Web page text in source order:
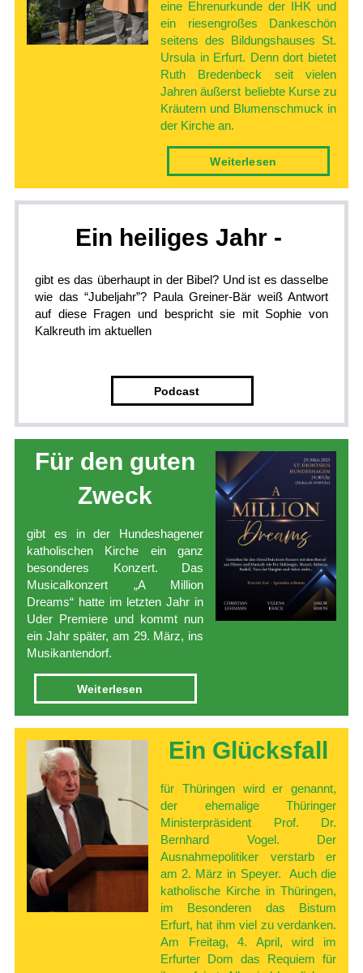
eine Ehrenurkunde der IHK und
ein riesengroßes Dankeschön
seitens des Bildungshauses St.
Ursula in Erfurt. Denn dort bietet
Ruth Bredenbeck seit vielen
Jahren äußerst beliebte Kurse zu
Kräutern und Blumenschmuck in
der Kirche an.
Weiter­lesen
Ein heiliges­ Jahr -
gibt es das überhaupt in der Bibel? Und ist es dasselbe
wie das “Jubeljahr”? Paula Greiner-Bär weiß Antwort
auf diese Fragen und bespricht sie mit Sophie von
Kalkreuth im aktuellen
Pod­cast
Für den­ guten
Zweck
gibt es in der Hundeshagener
katholischen Kirche ein ganz
besonderes Konzert. Das
Musicalkonzert „A Million
Dreams“ hatte im letzten Jahr in
Uder Premiere und kommt nun
ein Jahr später, am 29. März, ins
Musikantendorf.
Weiterlesen
Ein­ Glücksfall
für Thüringen wird er genannt,
der ehemalige Thüringer
Ministerpräsident Prof. Dr.
Bernhard Vogel. Der
Ausnahmepolitiker verstarb er
am 2. März in Speyer. Auch die
katholische Kirche in Thüringen,
im Besonderen das Bistum
Erfurt, hat ihm viel zu verdanken.
Am Freitag, 4. April, wird im
Erfurter Dom das Requiem für